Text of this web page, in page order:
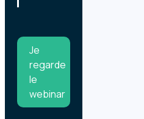
Je
regarde
le
webinar